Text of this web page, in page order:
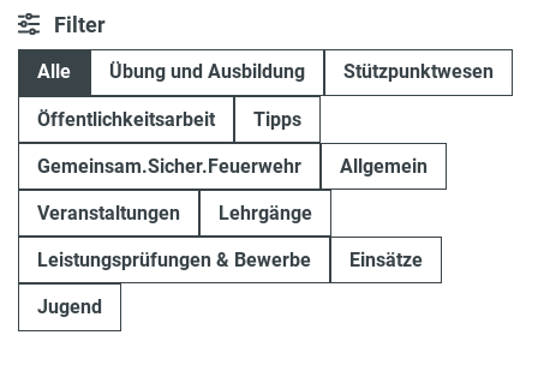
Filter
Alle Übung und Ausbildung Stützpunktwesen
Öffentlichkeitsarbeit Tipps
Gemeinsam.Sicher.Feuerwehr Allgemein
Veranstaltungen Lehrgänge
Leistungsprüfungen & Bewerbe Einsätze
Jugend